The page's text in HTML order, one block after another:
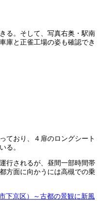
る。そして、写真右奥・駅南
庫と正雀工場の姿も確認でき
ており、４扉のロングシート
る。
行されるが、昼間一部時間帯
方面に向かうには高槻での乗